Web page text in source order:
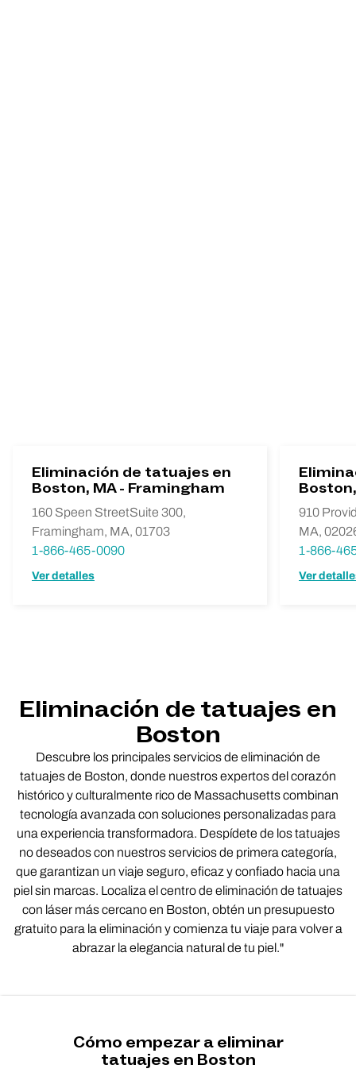
Eliminación de tatuajes en
Boston, MA - Framingham
160 Speen StreetSuite 300,
Framingham, MA, 01703
1-866-465-0090
Ver detalles
910
MA,
1-866-
Ver
Eliminación de tatuajes en
Boston
Descubre los principales servicios de eliminación de
tatuajes de Boston, donde nuestros expertos del corazón
histórico y culturalmente rico de Massachusetts combinan
tecnología avanzada con soluciones personalizadas para
una experiencia transformadora. Despídete de los tatuajes
no deseados con nuestros servicios de primera categoría,
que garantizan un viaje seguro, eficaz y confiado hacia una
piel sin marcas. Localiza el centro de eliminación de tatuajes
con láser más cercano en Boston, obtén un presupuesto
gratuito para la eliminación y comienza tu viaje para volver a
abrazar la elegancia natural de tu piel."
Cómo empezar a eliminar
tatuajes en Boston